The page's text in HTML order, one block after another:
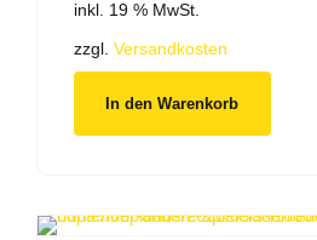
war:
18,00 €12,00 €.
inkl. 19 % MwSt.
zzgl. Versandkosten
In den Warenkorb